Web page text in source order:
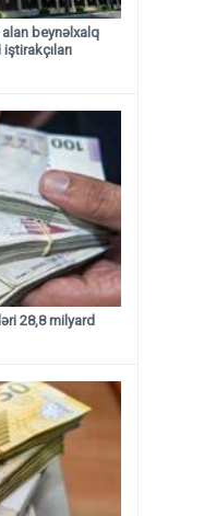
alan beynəlxalq
28,8 milyard